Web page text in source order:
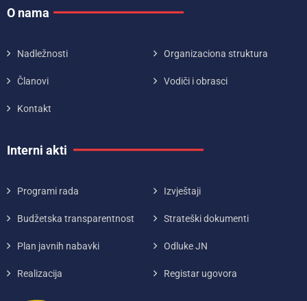
O nama
Nadležnosti Organizaciona struktura
Članovi Vodiči i obrasci
Kontakt
Interni akti
Programi rada Izvještaji
Budžetska transparentnost Strateški dokumenti
Plan javnih nabavki Odluke JN
Realizacija Registar ugovora